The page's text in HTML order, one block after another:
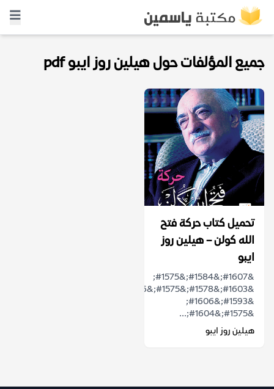
جميع المؤلفات حول هيلين روز ايبو pdf
تحميل كتاب حركة فتح
الله كولن – هيلين روز
ايبو
&#1607;&#1584;&#1575;
&#1593;&#1606;
&#1575;&#1604;...
هيلين روز ايبو